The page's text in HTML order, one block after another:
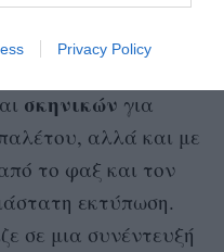
Privacy Policy
σκηνικών για
αλλά και με
το φαξ και τον
εκτύπωση.
σε μια συνέντευξή